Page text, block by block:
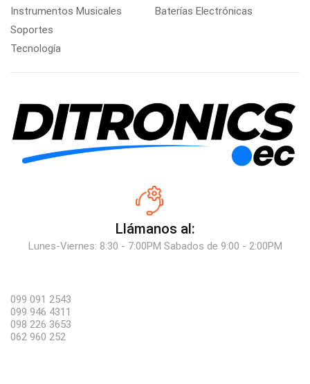
Instrumentos Musicales
Soportes
Tecnología
Baterías Electrónicas
Llámanos al:
Lunes-Viernes: 8:30 - 7:00PM Sabados de 9:00 - 2:00PM
099 091 2543
099 946 4311
098 226 3653
062 960 252